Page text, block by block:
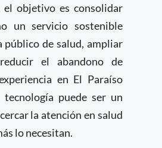
objetivo es consolidar
un servicio sostenible
público de salud, ampliar
el abandono de
en El Paraíso
puede ser un
la atención en salud
lo necesitan.